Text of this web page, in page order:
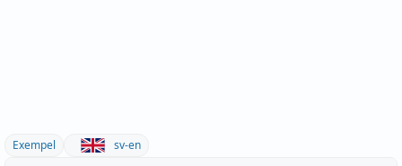
Exempel sv-en